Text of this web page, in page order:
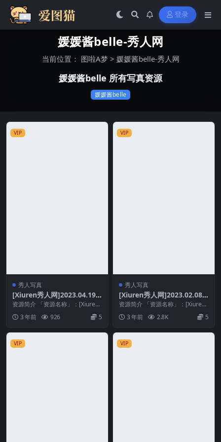
登录
媛媛酱belle-秀人网
当前位置： 图啦A梦> 媛媛酱belle-秀人网
媛媛酱belle 所有写真资源
媛媛酱belle
VIP
秀人写真
[Xiuren秀人网]2023.04.19
NO.6597 媛媛酱belle[79+1P
／722MB]
资源简介 「资源名称」：[Xiuren
3 年前 926 5
VIP
秀人写真
[Xiuren秀人网]2023.02.08
NO.6232 媛媛酱belle[103+1
P／941MB]
资源简介 「资源名称」：[Xiuren
3 年前 2.8K 5
VIP VIP